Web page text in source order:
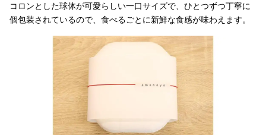
コロンとした球体が可愛らしい一口サイズで、ひとつずつ丁寧に
個包装されているので、食べるごとに新鮮な食感が味わえます。